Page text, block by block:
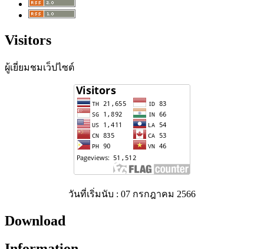
Visitors
ผู้เยี่ยมชมเว็ปไซต์
วันที่เริ่มนับ : 07 กรกฎาคม 2566
Download